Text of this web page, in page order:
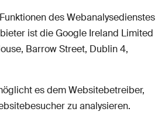
des Webanalysedienstes
ist die Google Ireland Limited
Barrow Street, Dublin 4,
es dem Websitebetreiber,
zu analysieren.